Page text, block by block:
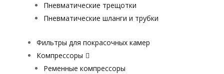
Пневматические трещотки
Пневматические шланги и трубки
Фильтры для покрасочных камер
Компрессоры
Ременные компрессоры